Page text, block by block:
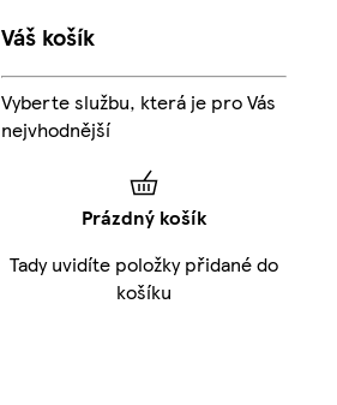
Váš košík
Vyberte službu, která je pro Vás
nejvhodnější
Prázdný košík
Tady uvidíte položky přidané do
košíku